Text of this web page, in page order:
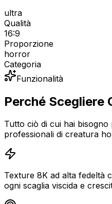
ultra
Qualità
16:9
Proporzione
horror
Categoria
Funzionalità
Perché Scegliere
Tutto ciò di cui hai
professionali di creatura
Texture 8K ad alta fedeltà
ogni scaglia viscida e